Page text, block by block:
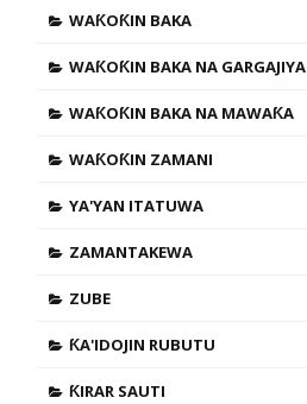
WAƘOƘIN BAKA
WAƘOƘIN BAKA NA GARGAJIYA
WAƘOƘIN BAKA NA MAWAƘA
WAƘOƘIN ZAMANI
YA'YAN ITATUWA
ZAMANTAKEWA
ZUBE
ƘA'IDOJIN RUBUTU
ƘIRAR SAUTI